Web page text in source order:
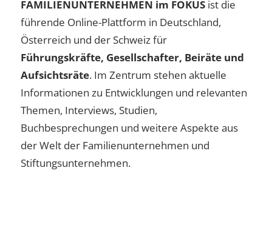
FAMILIENUNTERNEHMEN im FOKUS ist die
führende Online-Plattform in Deutschland,
Österreich und der Schweiz für
Führungskräfte, Gesellschafter, Beiräte und
Aufsichtsräte. Im Zentrum stehen aktuelle
Informationen zu Entwicklungen und relevanten
Themen, Interviews, Studien,
Buchbesprechungen und weitere Aspekte aus
der Welt der Familienunternehmen und
Stiftungsunternehmen.